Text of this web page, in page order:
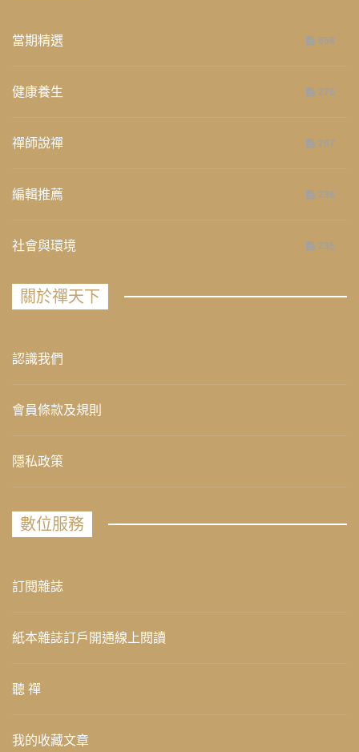
當期精選 658
健康養生 276
禪師說禪 267
編輯推薦 236
社會與環境 235
關於禪天下
認識我們
會員條款及規則
隱私政策
數位服務
訂閱雜誌
紙本雜誌訂戶開通線上閱讀
聽 禪
我的收藏文章